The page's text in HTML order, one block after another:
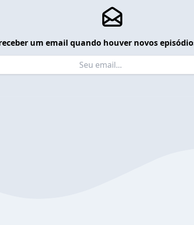
um email quando houver novos